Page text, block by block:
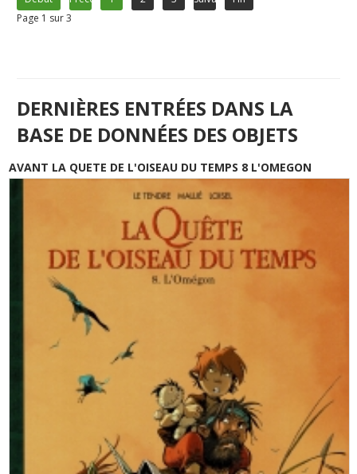
Page 1 sur 3
DERNIÈRES ENTRÉES DANS LA
BASE DE DONNÉES DES OBJETS
AVANT LA QUETE DE L'OISEAU DU TEMPS 8 L'OMEGON